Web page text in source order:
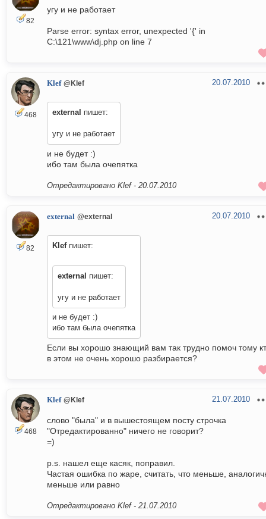
82
угу и не работает
Parse error: syntax error, unexpected '{' in
C:\121\www\dj.php on line 7
468
Klef @Klef 20.07.2010
external пишет:
угу и не работает
и не будет :)
ибо там была очепятка
Отредактировано Klef - 20.07.2010
82
external @external 20.07.2010
Klefпишет:
external пишет:
угу и не работает
и не будет :)
ибо там была очепятка
Если вы хорошо знающий вам так трудно помоч тому
в этом не очень хорошо разбирается?
468
Klef @Klef 21.07.2010
слово "была" и в вышестоящем посту строчка
"Отредактированно" ничего не говорит?
=)
p.s. нашел еще касяк, поправил.
Частая ошибка по жаре, считать, что меньше,
меньше или равно
Отредактировано Klef - 21.07.2010